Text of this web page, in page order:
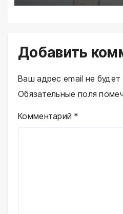
Добавить
Ваш адрес email не будет
Обязательные поля
Комментарий *